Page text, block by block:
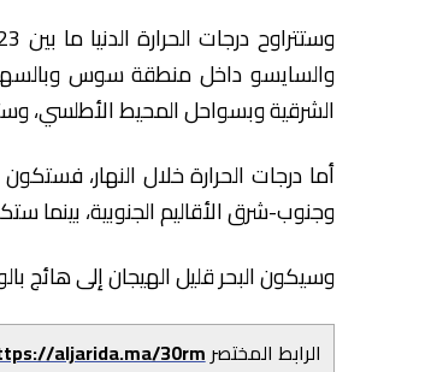
الشرقية وبسواحل المحيط الأطلسي، وستكون ما بين 20 و23 درجة
أما درجات الحرارة خلال النهار،
وجنوب-شرق الأقاليم الجنوبية، بينما
وسيكون البحر قليل الهيجان إلى هائج
الرابط المختصرaljarida.ma/30rm